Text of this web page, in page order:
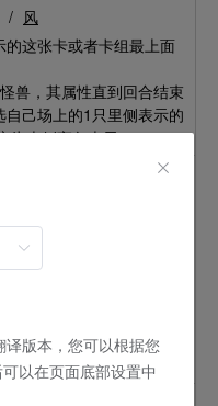
/ 风
的这张卡或者卡组最上面
兽，其属性直到回合结束
己场上的1只里侧表示的
为表侧守备表示。
炎
这张卡或者卡组最上面
兽，其属性直到回合结束
己场上的1只里侧表示的
为表侧守备表示。
版本，您可以根据您
以在页面底部设置中